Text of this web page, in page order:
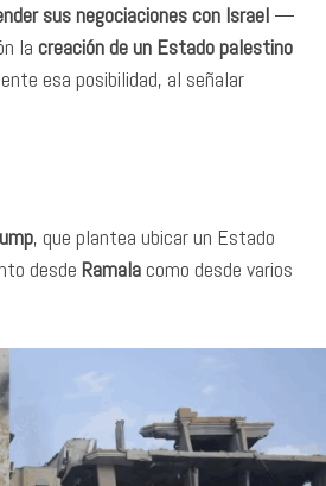
sus negociaciones con Israel —
la creación de un Estado palestino
esa posibilidad, al señalar
, que plantea ubicar un Estado
desde Ramalacomo desde varios